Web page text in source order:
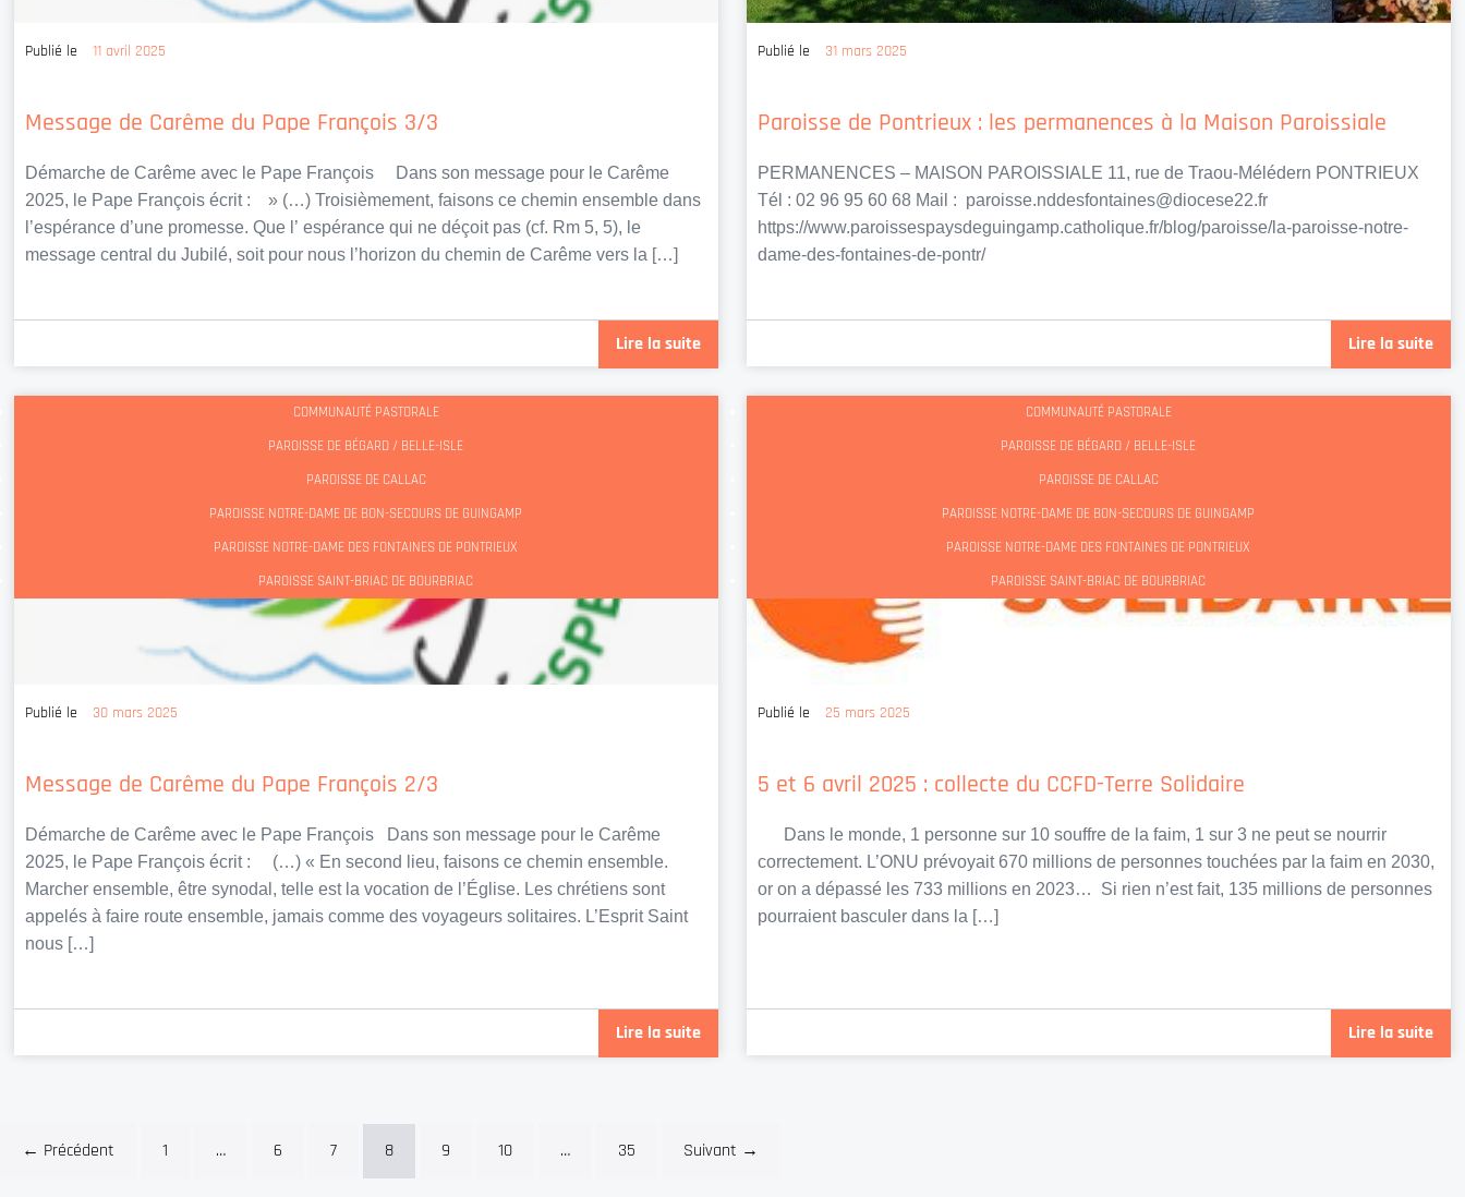
Message de Carême du Pape François 3/3
Publié le 11 avril 2025
Démarche de Carême avec le Pape François Dans son message pour le Carême
2025, le Pape François écrit : » (…) Troisièmement, faisons ce chemin ensemble dans
l’espérance d’une promesse. Que l’ espérance qui ne déçoit pas (cf. Rm 5, 5), le
message central du Jubilé, soit pour nous l’horizon du chemin de Carême vers la […]
Lire la suite
Paroisse de Pontrieux : les permanences à la Maison Paroissiale
Publié le 31 mars 2025
PERMANENCES – MAISON PAROISSIALE 11, rue de Traou-Mélédern PONTRIEUX
Tél : 02 96 95 60 68 Mail : paroisse.nddesfontaines@diocese22.fr
https://www.paroissespaysdeguingamp.catholique.fr/blog/paroisse/la-paroisse-notre-
dame-des-fontaines-de-pontr/
Lire la suite
COMMUNAUTÉ PASTORALE
PAROISSE DE BÉGARD / BELLE-ISLE
PAROISSE DE CALLAC
PAROISSE NOTRE-DAME DE BON-SECOURS DE GUINGAMP
PAROISSE NOTRE-DAME DES FONTAINES DE PONTRIEUX
PAROISSE SAINT-BRIAC DE BOURBRIAC
Message de Carême du Pape François 2/3
Publié le 30 mars 2025
Démarche de Carême avec le Pape François Dans son message pour le Carême
2025, le Pape François écrit : (…) « En second lieu, faisons ce chemin ensemble.
Marcher ensemble, être synodal, telle est la vocation de l’Église. Les chrétiens sont
appelés à faire route ensemble, jamais comme des voyageurs solitaires. L’Esprit Saint
nous […]
Lire la suite
COMMUNAUTÉ PASTORALE
PAROISSE DE BÉGARD / BELLE-ISLE
PAROISSE DE CALLAC
PAROISSE NOTRE-DAME DE BON-SECOURS DE GUINGAMP
PAROISSE NOTRE-DAME DES FONTAINES DE PONTRIEUX
PAROISSE SAINT-BRIAC DE BOURBRIAC
5 et 6 avril 2025 : collecte du CCFD-Terre Solidaire
Publié le 25 mars 2025
Dans le monde, 1 personne sur 10 souffre de la faim, 1 sur 3 ne peut se nourrir
correctement. L’ONU prévoyait 670 millions de personnes touchées par la faim en 2030,
or on a dépassé les 733 millions en 2023… Si rien n’est fait, 135 millions de personnes
pourraient basculer dans la […]
Lire la suite
← Précédent 1 … 6 7 8 9 10 … 35 Suivant →